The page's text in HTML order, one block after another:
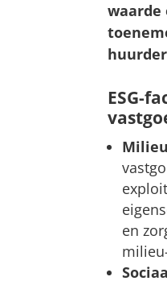
waarde
ESG-
en